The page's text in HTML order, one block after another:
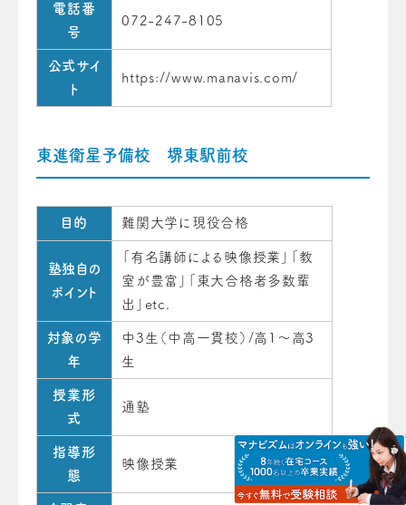
電話番
号
072-247-8105
公式サイ
ト
https://www.manavis.com/
東進衛星予備校 堺東駅前校
目的 難関大学に現役合格
塾独自の
ポイント
「有名講師による映像授業」「教
室が豊富」「東大合格者多数輩
出」etc.
対象の学
年
中3生（中高一貫校）/高1～高3
生
授業形
式
通塾
指導形
態
映像授業